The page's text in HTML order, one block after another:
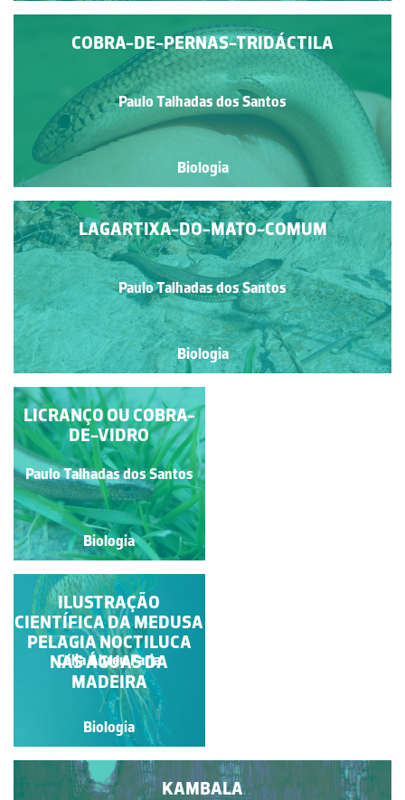
COBRA-DE-PERNAS-TRIDÁCTILA
Paulo Talhadas dos Santos
Biologia
LAGARTIXA-DO-MATO-COMUM
Paulo Talhadas dos Santos
Biologia
OSGA-COMUM
Paulo Talhadas dos Santos
Biologia
LICRANÇO OU COBRA-
DE-VIDRO
Paulo Talhadas dos Santos
Biologia
SARDÃO
Paulo Talhadas dos Santos
Biologia
KAMBALA
ILUSTRAÇÃO
CIENTÍFICA DA MEDUSA
PELAGIA NOCTILUCA
NAS ÁGUAS DA
MADEIRA
Célia Abreu Faria
Biologia